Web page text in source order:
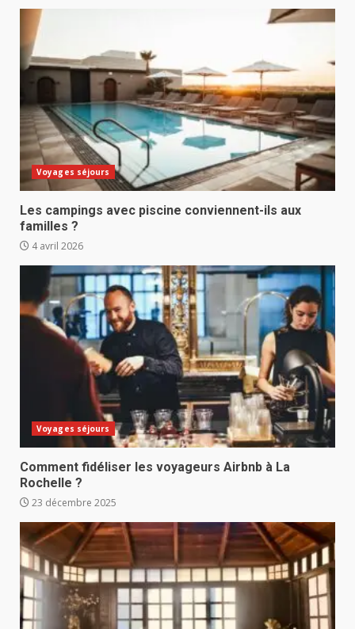
Voyages séjours
Les campings avec piscine conviennent-ils aux
familles ?
4 avril 2026
Voyages séjours
Comment fidéliser les voyageurs Airbnb à La
Rochelle ?
23 décembre 2025